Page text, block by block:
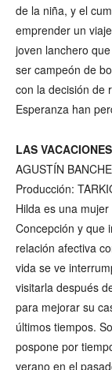
de la niña, y el
emprender un
joven lanchero
ser campeón de
con la decisión de
Esperanza han
LAS
AGUSTÍN
Producción:
Hilda es una
Concepción y que
relación afectiva
vida se ve
visitarla después
para mejorar su
últimos tiempos.
pospone por
verano en el